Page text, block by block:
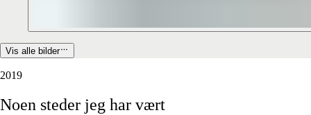
Vis alle bilder
2019
Noen steder jeg har vært